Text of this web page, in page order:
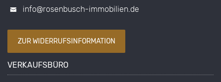
info@rosenbusch-immobilien.de
ZUR WIDERRUFSINFORMATION
VERKAUFSBÜRO